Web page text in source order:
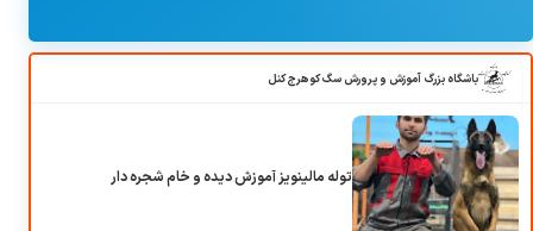
باشگاه بزرگ آموزش و پرورش سگ کوهرج کنل
توله مالینویز آموزش دیده و خام شجره دار